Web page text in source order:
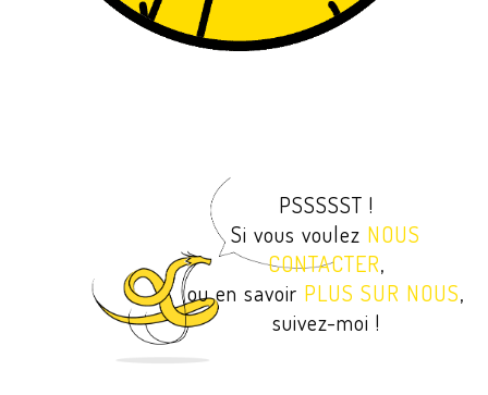
PSSSSST !
Si vous voulez NOUS
CONTACTER,
ou en savoir PLUS SUR NOUS,
suivez-moi !